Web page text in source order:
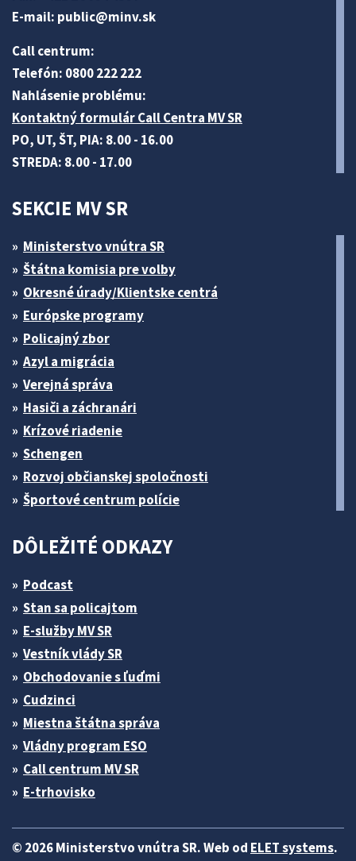
E-mail: public@minv.sk
Call centrum:
Telefón: 0800 222 222
Nahlásenie problému:
Kontaktný formulár Call Centra MV SR
PO, UT, ŠT, PIA: 8.00 - 16.00
STREDA: 8.00 - 17.00
SEKCIE MV SR
Ministerstvo vnútra SR
Štátna komisia pre volby
Okresné úrady/Klientske centrá
Európske programy
Policajný zbor
Azyl a migrácia
Verejná správa
Hasiči a záchranári
Krízové riadenie
Schengen
Rozvoj občianskej spoločnosti
Športové centrum polície
DÔLEŽITÉ ODKAZY
Podcast
Stan sa policajtom
E-služby MV SR
Vestník vlády SR
Obchodovanie s ľuďmi
Cudzinci
Miestna štátna správa
Vládny program ESO
Call centrum MV SR
E-trhovisko
© 2026 Ministerstvo vnútra SR. Web od ELET systems.